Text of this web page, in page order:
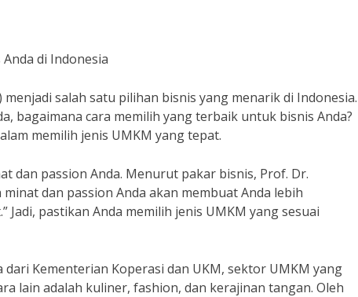
di Indonesia
salah satu pilihan bisnis yang menarik di Indonesia.
bagaimana cara memilih yang terbaik untuk bisnis Anda?
memilih jenis UMKM yang tepat.
dan passion Anda. Menurut pakar bisnis, Prof. Dr.
dan passion Anda akan membuat Anda lebih
pastikan Anda memilih jenis UMKM yang sesuai
Kementerian Koperasi dan UKM, sektor UMKM yang
lain adalah kuliner, fashion, dan kerajinan tangan. Oleh